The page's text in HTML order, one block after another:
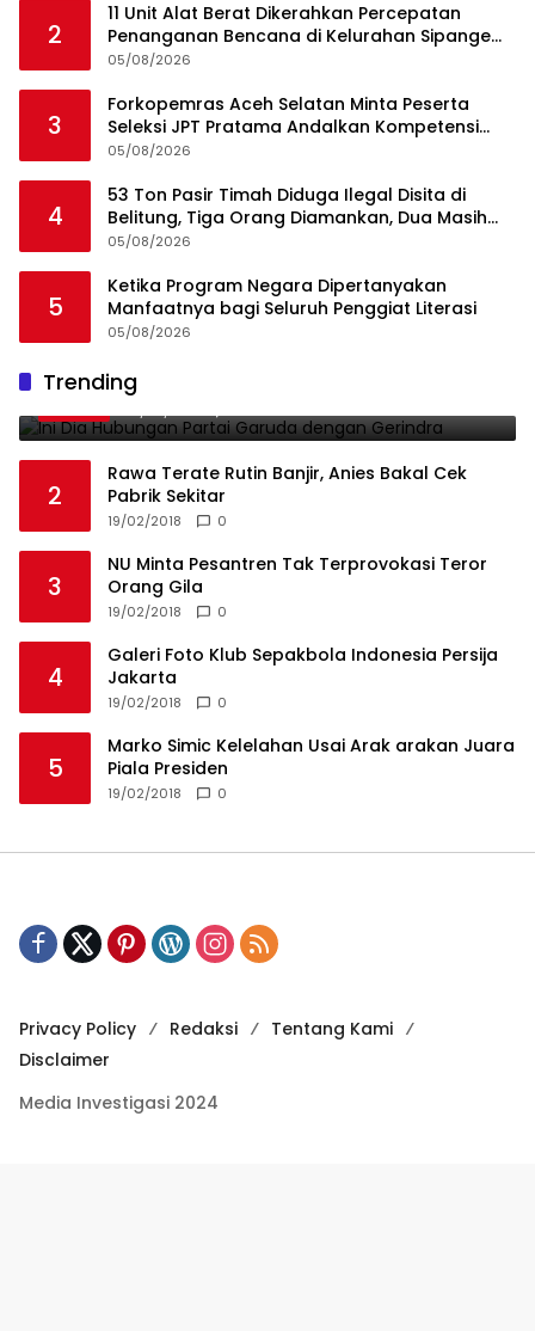
2
11 Unit Alat Berat Dikerahkan Percepatan
Penanganan Bencana di Kelurahan Sipange
Kecamatan Tukka
05/08/2026
3
Forkopemras Aceh Selatan Minta Peserta
Seleksi JPT Pratama Andalkan Kompetensi
dan Integritas, Bukan Kedekatan
05/08/2026
4
53 Ton Pasir Timah Diduga Ilegal Disita di
Belitung, Tiga Orang Diamankan, Dua Masih
Diburu
05/08/2026
5
Ketika Program Negara Dipertanyakan
Manfaatnya bagi Seluruh Penggiat Literasi
05/08/2026
Trending
1
Gerindra
19/02/2018 0
2
Rawa Terate Rutin Banjir, Anies Bakal Cek
Pabrik Sekitar
19/02/2018 0
3
NU Minta Pesantren Tak Terprovokasi Teror
Orang Gila
19/02/2018 0
4
Galeri Foto Klub Sepakbola Indonesia Persija
Jakarta
19/02/2018 0
5
Marko Simic Kelelahan Usai Arak arakan Juara
Piala Presiden
19/02/2018 0
Privacy Policy Redaksi
Tentang Kami
Disclaimer
Media Investigasi 2024